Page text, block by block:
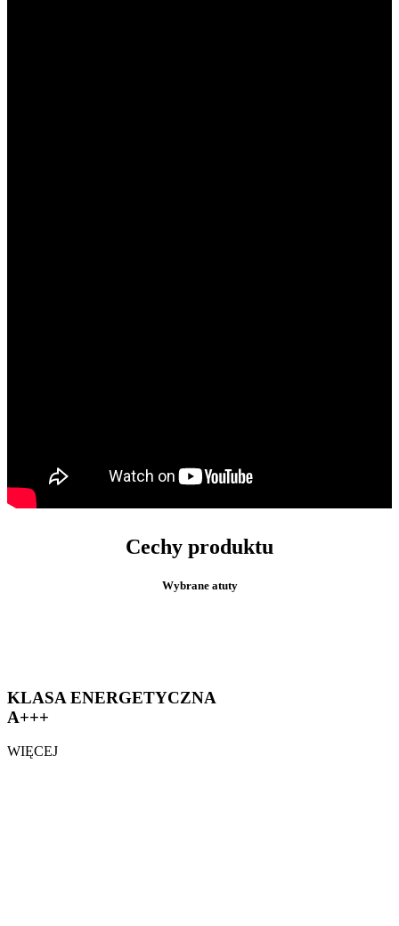
Cechy produktu
Wybrane atuty
KLASA ENERGETYCZNA
A+++
WIĘCEJ